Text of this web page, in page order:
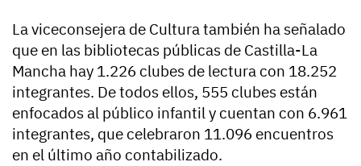
La viceconsejera de Cultura también ha señalado
que en las bibliotecas públicas de Castilla-La
Mancha hay 1.226 clubes de lectura con 18.252
integrantes. De todos ellos, 555 clubes están
enfocados al público infantil y cuentan con 6.961
integrantes, que celebraron 11.096 encuentros
en el último año contabilizado.